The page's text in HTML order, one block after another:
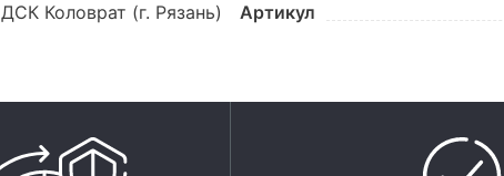
ДСК Коловрат (г. Рязань) Артикул